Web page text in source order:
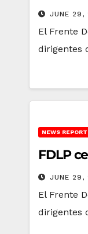
JUNE 29,
El Frente
dirigentes
NEWS REPORT
FDLP
JUNE 29,
El Frente
dirigentes